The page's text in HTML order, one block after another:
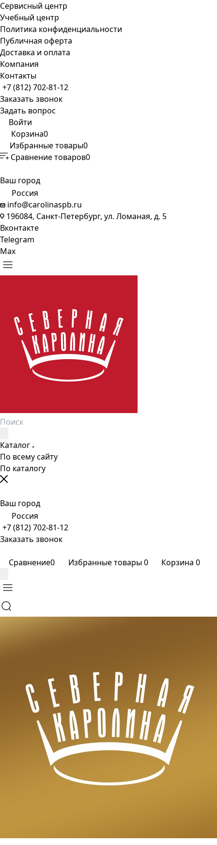
Сервисный центр
Учебный центр
Политика конфиденциальности
Публичная оферта
Доставка и оплата
Компания
Контакты
+7 (812) 702-81-12
Заказать звонок
Задать вопрос
Войти
Корзина0
Избранные товары0
Сравнение товаров0
Ваш город
Россия
info@carolinaspb.ru
196084, Санкт-Петербург, ул. Ломаная, д. 5
Вконтакте
Telegram
Max
Каталог
По всему сайту
По каталогу
Ваш город
Россия
+7 (812) 702-81-12
Заказать звонок
Сравнение0 Избранные товары0 Корзина 0